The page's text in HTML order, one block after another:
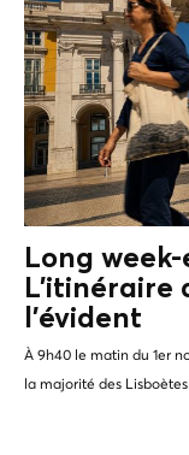
Long
L'itinéraire
l'évident
À 9h40 le matin du 1er
la majorité des